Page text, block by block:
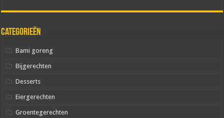
Categorieën
Bami goreng
Bijgerechten
Desserts
Eiergerechten
Groentegerechten